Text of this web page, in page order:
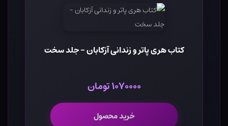
کتاب هری پاتر و زندانی آزکابان - جلد سخت
۱۰۷۰۰۰۰ تومان
خرید محصول